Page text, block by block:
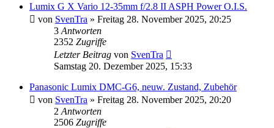
Lumix G X Vario 12-35mm f/2.8 II ASPH Power O.I.S.
von SvenTra » Freitag 28. November 2025, 20:25
3 Antworten
2352 Zugriffe
Letzter Beitrag von SvenTra
Samstag 20. Dezember 2025, 15:33
Panasonic Lumix DMC-G6, neuw. Zustand, Zubehör
von SvenTra » Freitag 28. November 2025, 20:20
2 Antworten
2506 Zugriffe